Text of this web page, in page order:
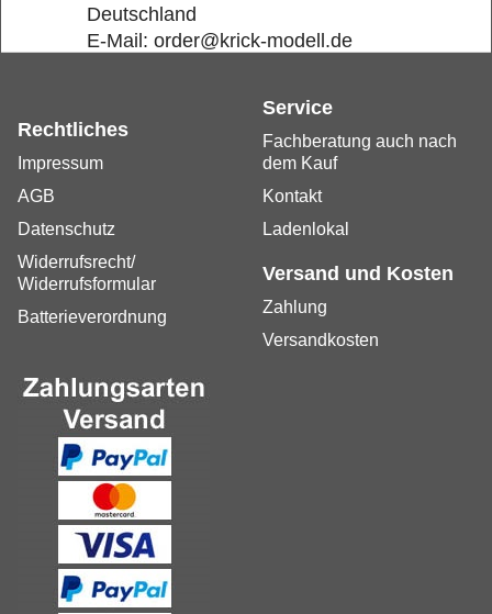
Deutschland
E-Mail: order@krick-modell.de
Service
Fachberatung auch nach
dem Kauf
Kontakt
Ladenlokal
Rechtliches
Impressum
AGB
Datenschutz
Widerrufsrecht/
Widerrufsformular
Batterieverordnung
Versand und Kosten
Zahlung
Versandkosten